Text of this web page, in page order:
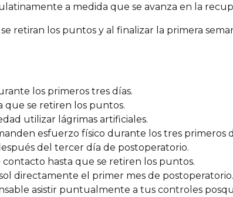
a medida que se avanza en la
retiran los puntos y al finalizar la primera
los primeros tres días.
que se retiren los puntos.
utilizar lágrimas artificiales.
esfuerzo físico durante los tres primeros
del tercer día de postoperatorio.
hasta que se retiren los puntos.
directamente el primer mes de postoperatorio.
asistir puntualmente a tus controles